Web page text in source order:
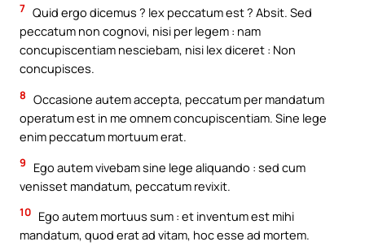
7 Quid ergo dicemus ? lex peccatum est ? Absit. Sed
peccatum non cognovi, nisi per legem : nam
concupiscentiam nesciebam, nisi lex diceret : Non
concupisces.
8 Occasione autem accepta, peccatum per mandatum
operatum est in me omnem concupiscentiam. Sine lege
enim peccatum mortuum erat.
9
Ego autem vivebam sine lege aliquando : sed cum
venisset mandatum, peccatum revixit.
10 Ego autem mortuus sum : et inventum est mihi
mandatum, quod erat ad vitam, hoc esse ad mortem.